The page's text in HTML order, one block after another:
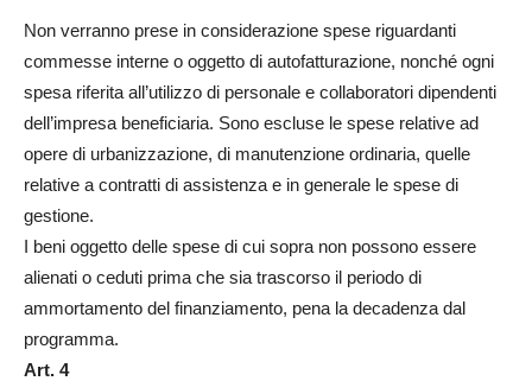
Non verranno prese in considerazione spese riguardanti
commesse interne o oggetto di autofatturazione, nonché ogni
spesa riferita all’utilizzo di personale e collaboratori dipendenti
dell’impresa beneficiaria. Sono escluse le spese relative ad
opere di urbanizzazione, di manutenzione ordinaria, quelle
relative a contratti di assistenza e in generale le spese di
gestione.
I beni oggetto delle spese di cui sopra non possono essere
alienati o ceduti prima che sia trascorso il periodo di
ammortamento del finanziamento, pena la decadenza dal
programma.
Art. 4